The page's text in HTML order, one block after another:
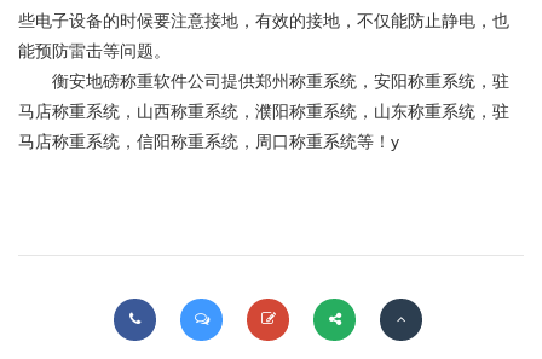
些电子设备的时候要注意接地，有效的接地，不仅能防止静电，也
能预防雷击等问题。
衡安地磅称重软件公司提供郑州称重系统，安阳称重系统，驻
马店称重系统，山西称重系统，濮阳称重系统，山东称重系统，驻
马店称重系统，信阳称重系统，周口称重系统等！y